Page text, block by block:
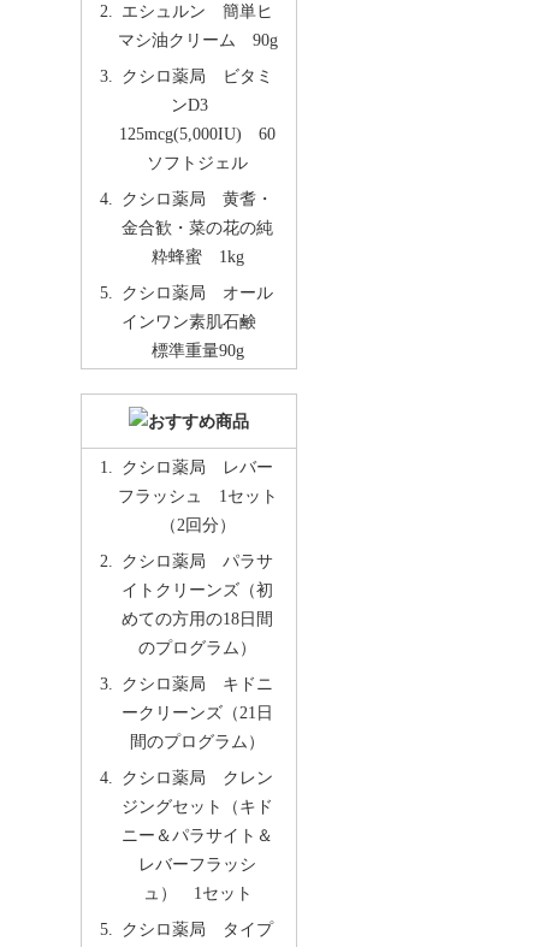
エシュルン 簡単ヒ
マシ油クリーム 90g
クシロ薬局 ビタミ
ンD3
125mcg(5,000IU) 60
ソフトジェル
クシロ薬局 黄耆・
金合歓・菜の花の純
粋蜂蜜 1kg
クシロ薬局 オール
インワン素肌石鹸
標準重量90g
クシロ薬局 レバー
フラッシュ 1セット
（2回分）
クシロ薬局 パラサ
イトクリーンズ（初
めての方用の18日間
のプログラム）
クシロ薬局 キドニ
ークリーンズ（21日
間のプログラム）
クシロ薬局 クレン
ジングセット（キド
ニー＆パラサイト＆
レバーフラッシ
ュ） 1セット
クシロ薬局 タイプ